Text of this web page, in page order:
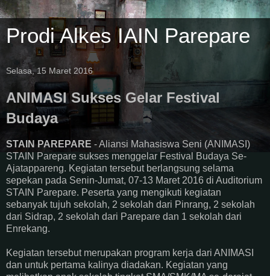
Prodi Alkes IAIN Parepare
Selasa, 15 Maret 2016
ANIMASI Sukses Gelar Festival
Budaya
STAIN PAREPARE - Aliansi Mahasiswa Seni (ANIMASI)
STAIN Parepare sukses menggelar Festival Budaya Se-
Ajatappareng. Kegiatan tersebut berlangsung selama
sepekan pada Senin-Jumat, 07-13 Maret 2016 di Auditorium
STAIN Parepare. Peserta yang mengikuti kegiatan
sebanyak tujuh sekolah, 2 sekolah dari Pinrang, 2 sekolah
dari Sidrap, 2 sekolah dari Parepare dan 1 sekolah dari
Enrekang.
Kegiatan tersebut merupakan program kerja dari ANIMASI
dan untuk pertama kalinya diadakan. Kegiatan yang